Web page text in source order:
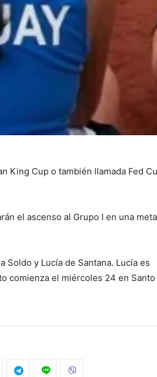
King Cup o también llamada Fed
el ascenso al Grupo I en una meta
Soldo y Lucía de Santana. Lucía es
comienza el miércoles 24 en Santo